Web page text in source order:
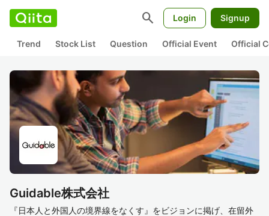
search Login Signup
Trend Stock List Question Official Event Official
Guidable株式会社
『日本人と外国人の境界線をなくす』をビジョンに掲げ、在留外